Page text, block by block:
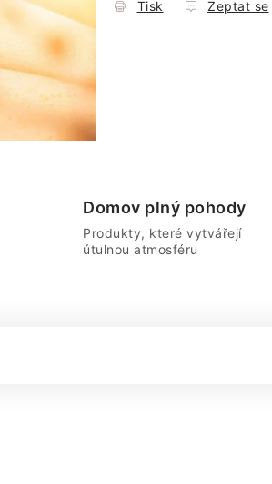
Tisk Zeptat se
Domov plný pohody
Produkty, které vytvářejí
útulnou atmosféru